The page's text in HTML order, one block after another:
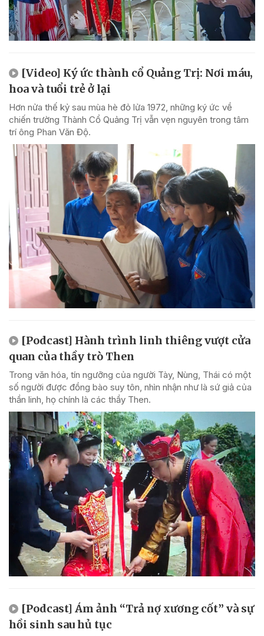
[Video] Ký ức thành cổ Quảng Trị: Nơi máu,
hoa và tuổi trẻ ở lại
Hơn nửa thế kỷ sau mùa hè đỏ lửa 1972, những ký ức về
chiến trường Thành Cổ Quảng Trị vẫn vẹn nguyên trong tâm
trí ông Phan Văn Độ.
[Podcast] Hành trình linh thiêng vượt cửa
quan của thầy trò Then
Trong văn hóa, tín ngưỡng của người Tày, Nùng, Thái có một
số người được đồng bào suy tôn, nhìn nhận như là sứ giả của
thần linh, họ chính là các thầy Then.
[Podcast] Ám ảnh “Trả nợ xương cốt” và sự
hồi sinh sau hủ tục